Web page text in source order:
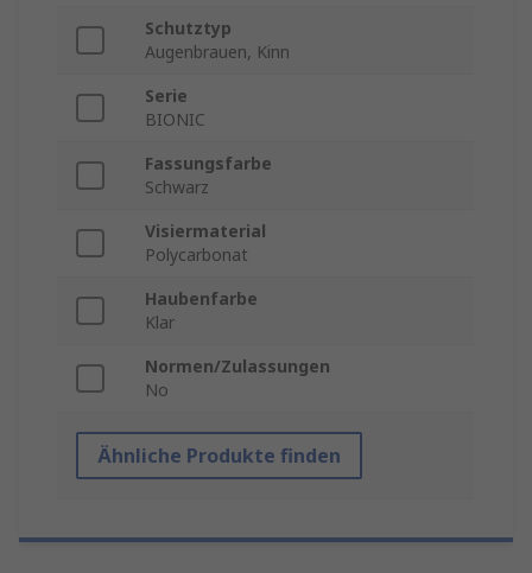
Schutztyp
Augenbrauen, Kinn
Serie
BIONIC
Fassungsfarbe
Schwarz
Visiermaterial
Polycarbonat
Haubenfarbe
Klar
Normen/Zulassungen
No
Ähnliche Produkte finden